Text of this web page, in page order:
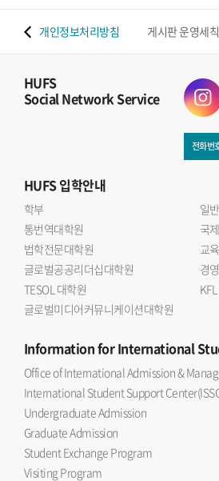
개인정보처리방침 게시판 운영세칙
HUFS
Social Network Service
전화번
HUFS입학안내
학부
일
통번역대학원
국
법학전문대학원
교
글로벌공공리더십대학원
경
TESOL 대학원
글로벌미디어커뮤니케이션대학원
Informationfor International
Office of International Admission &
International Student Support
Undergraduate Admission
Graduate Admission
Student Exchange Program
Visiting Program